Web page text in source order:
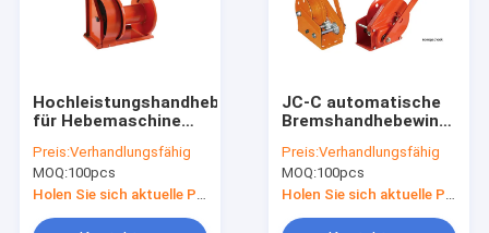
Hochleistungshandhebewinde
für Hebemaschine
Bremshandhandkurbel
Preis:Verhandlungsfähig
MOQ:100pcs
JC-C automatische
Bremshandhebewinde
Haken-1200 - 2600
lbs Kapazität
Preis:Verhandlungsfähig
MOQ:100pcs